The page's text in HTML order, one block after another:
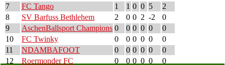
7
FC Tango 1 1 0 0 5
2
8
SV Barfuss Bethlehem 2 0 0 2 -2
0
9
AschenBallsport Champions 0 0 0 0 0
0
10
FC Twinky 0 0 0 0 0
0
11
NDAMBAFOOT 0 0 0 0 0
0
12
Roermonder FC 0 0 0 0 0 0